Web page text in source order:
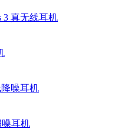
3 真无线耳机
噪耳机
噪耳机